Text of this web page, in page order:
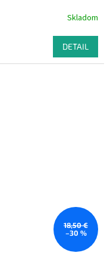
Skladom
DETAIL
18,50 €
–30 %